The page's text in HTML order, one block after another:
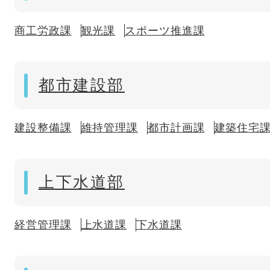
商工労政課 観光課 スポーツ推進課
都市建設部
建設整備課 維持管理課 都市計画課 建築住宅
上下水道部
経営管理課 上水道課 下水道課